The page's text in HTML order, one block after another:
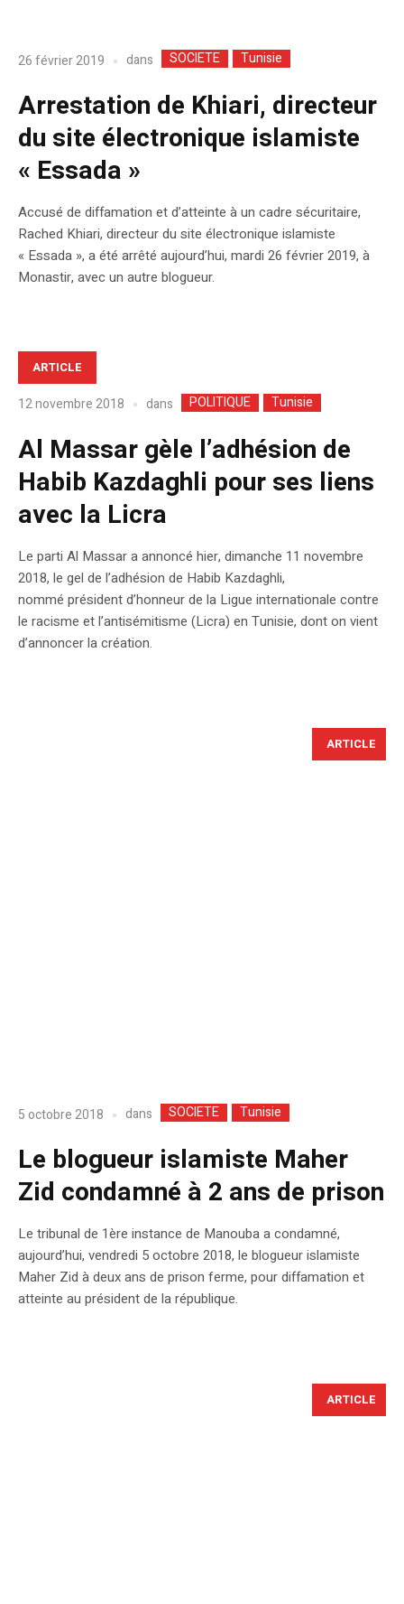
26 février 2019 dans SOCIETE Tunisie
Arrestation de Khiari, directeur
du site électronique islamiste
« Essada »
Accusé de diffamation et d’atteinte à un cadre sécuritaire,
Rached Khiari, directeur du site électronique islamiste
« Essada », a été arrêté aujourd’hui, mardi 26 février 2019, à
Monastir, avec un autre blogueur.
ARTICLE
12 novembre 2018 dans POLITIQUE Tunisie
Al Massar gèle l’adhésion de
Habib Kazdaghli pour ses liens
avec la Licra
Le parti Al Massar a annoncé hier, dimanche 11 novembre
2018, le gel de l’adhésion de Habib Kazdaghli,
nommé président d’honneur de la Ligue internationale contre
le racisme et l’antisémitisme (Licra) en Tunisie, dont on vient
d’annoncer la création.
ARTICLE
5 octobre 2018 dans SOCIETE Tunisie
Le blogueur islamiste Maher
Zid condamné à 2 ans de prison
Le tribunal de 1ère instance de Manouba a condamné,
aujourd’hui, vendredi 5 octobre 2018, le blogueur islamiste
Maher Zid à deux ans de prison ferme, pour diffamation et
atteinte au président de la république.
ARTICLE